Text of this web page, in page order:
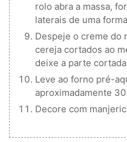
rolo abra a massa,
laterais de uma
Despeje o creme do
cereja cortados ao
deixe a parte
Leve ao forno pré-
aproximadamente
Decore com